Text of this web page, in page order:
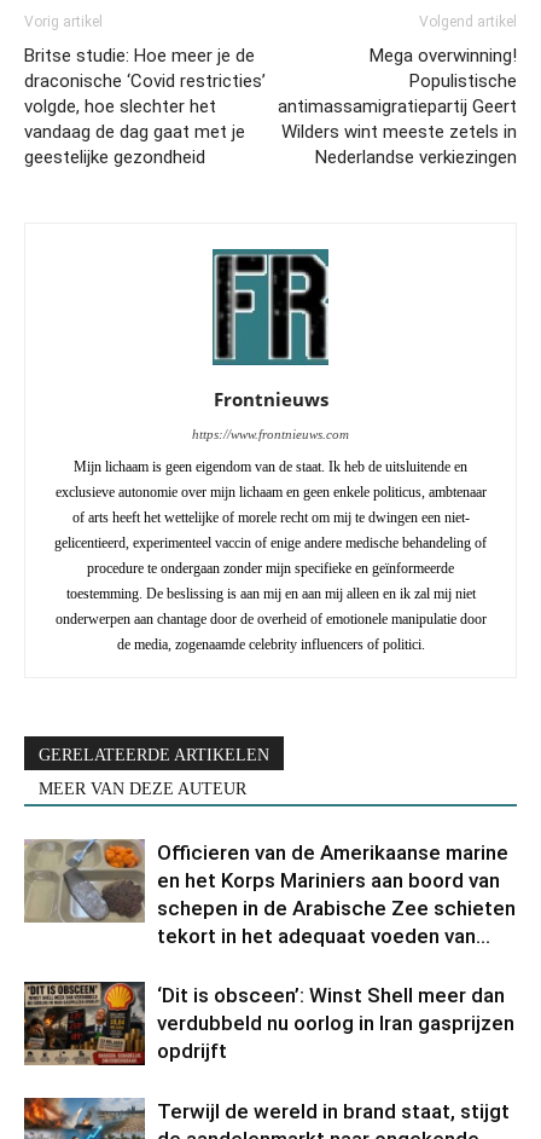
Vorig artikel
Britse studie: Hoe meer je de
draconische ‘Covid restricties’
volgde, hoe slechter het
vandaag de dag gaat met je
geestelijke gezondheid
Volgend artikel
Mega overwinning!
Populistische
antimassamigratiepartij Geert
Wilders wint meeste zetels in
Nederlandse verkiezingen
Frontnieuws
https://www.frontnieuws.com
Mijn lichaam is geen eigendom van de staat. Ik heb de uitsluitende en
exclusieve autonomie over mijn lichaam en geen enkele politicus, ambtenaar
of arts heeft het wettelijke of morele recht om mij te dwingen een niet-
gelicentieerd, experimenteel vaccin of enige andere medische behandeling of
procedure te ondergaan zonder mijn specifieke en geïnformeerde
toestemming. De beslissing is aan mij en aan mij alleen en ik zal mij niet
onderwerpen aan chantage door de overheid of emotionele manipulatie door
de media, zogenaamde celebrity influencers of politici.
GERELATEERDE ARTIKELEN
MEER VAN DEZE AUTEUR
Officieren van de Amerikaanse marine
en het Korps Mariniers aan boord van
schepen in de Arabische Zee schieten
tekort in het adequaat voeden van...
‘Dit is obsceen’: Winst Shell meer dan
verdubbeld nu oorlog in Iran gasprijzen
opdrijft
Terwijl de wereld in brand staat, stijgt